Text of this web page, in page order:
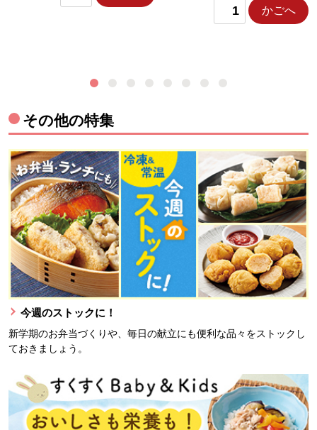
かごへ
その他の特集
今週のストックに！
新学期のお弁当づくりや、毎日の献立にも便利な品々をストックし
ておきましょう。